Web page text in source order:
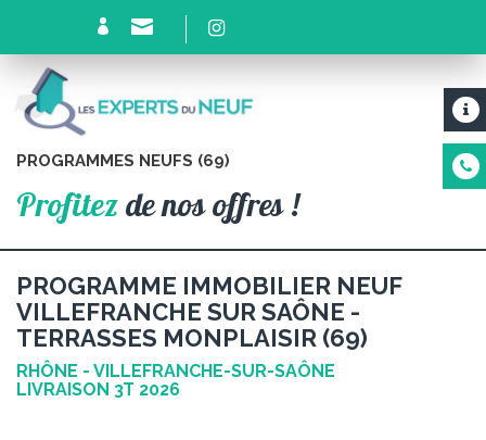
PROGRAMMES NEUFS (69)
Profitezde nos offres !
PROGRAMME IMMOBILIER NEUF
VILLEFRANCHE SUR SAÔNE -
TERRASSES MONPLAISIR (69)
RHÔNE - VILLEFRANCHE-SUR-SAÔNE
LIVRAISON 3T 2026